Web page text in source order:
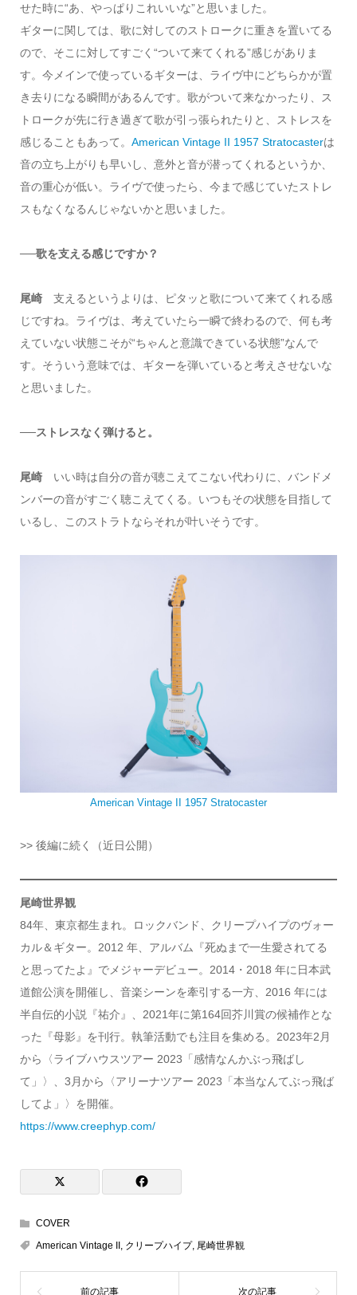
せた時に“あ、やっぱりこれいいな”と思いました。
ギターに関しては、歌に対してのストロークに重きを置いてる
ので、そこに対してすごく“ついて来てくれる”感じがありま
す。今メインで使っているギターは、ライヴ中にどちらかが置
き去りになる瞬間があるんです。歌がついて来なかったり、ス
トロークが先に行き過ぎて歌が引っ張られたりと、ストレスを
感じることもあって。 American Vintage II 1957 Stratocasterは
音の立ち上がりも早いし、意外と音が潜ってくれるというか、
音の重心が低い。ライヴで使ったら、今まで感じていたストレ
スもなくなるんじゃないかと思いました。
──歌を支える感じですか？
尾崎支えるというよりは、ピタッと歌について来てくれる感
じですね。ライヴは、考えていたら一瞬で終わるので、何も考
えていない状態こそが“ちゃんと意識できている状態”なんで
す。そういう意味では、ギターを弾いていると考えさせないな
と思いました。
──ストレスなく弾けると。
尾崎いい時は自分の音が聴こえてこない代わりに、バンドメ
ンバーの音がすごく聴こえてくる。いつもその状態を目指して
いるし、このストラトならそれが叶いそうです。
American Vintage II 1957 Stratocaster
>> 後編に続く（近日公開）
尾崎世界観
84年、東京都生まれ。ロックバンド、クリープハイプのヴォー
カル＆ギター。2012 年、アルバム『死ぬまで一生愛されてる
と思ってたよ』でメジャーデビュー。2014・2018 年に日本武
道館公演を開催し、音楽シーンを牽引する一方、2016 年には
半自伝的小説『祐介』、2021年に第164回芥川賞の候補作とな
った『母影』を刊行。執筆活動でも注目を集める。2023年2月
から〈ライブハウスツアー 2023「感情なんかぶっ飛ばし
て」〉、3月から〈アリーナツアー 2023「本当なんてぶっ飛ば
してよ」〉を開催。
https://www.creephyp.com/
COVER
American Vintage II , クリープハイプ, 尾崎世界観